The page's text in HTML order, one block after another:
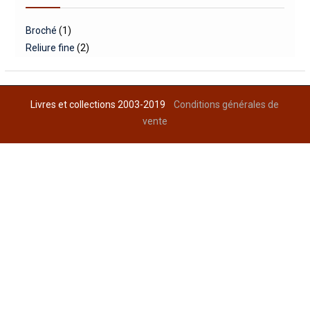
Broché (1)
Reliure fine (2)
Livres et collections 2003-2019Conditions générales de
vente